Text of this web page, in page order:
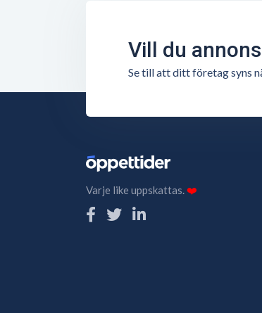
Vill du
Se till att ditt företag syns
Varje like uppskattas.❤️